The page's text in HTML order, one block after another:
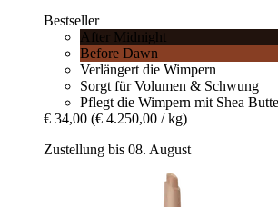
Bestseller
After Midnight
Before Dawn
Verlängert die Wimpern
Sorgt für Volumen & Schwung
Pflegt die Wimpern mit Shea
€ 34,00 (€ 4.250,00 / kg)
Zustellung bis 08. August